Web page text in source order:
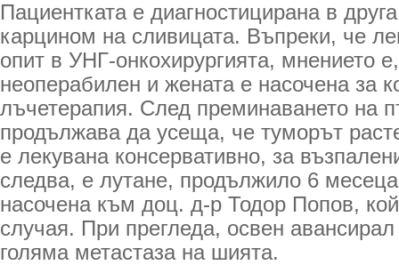
Пациентката е диагностицирана в
карцином на сливицата. Въпреки, че
опит в УНГ-онкохирургията, мнението
неоперабилен и жената е насочена за
лъчетерапия. След преминаването на
продължава да усеща, че туморът
е лекувана консервативно, за
следва, е лутане, продължило 6
насочена към доц. д-р Тодор Попов,
случая. При прегледа, освен
голяма метастаза на шията.